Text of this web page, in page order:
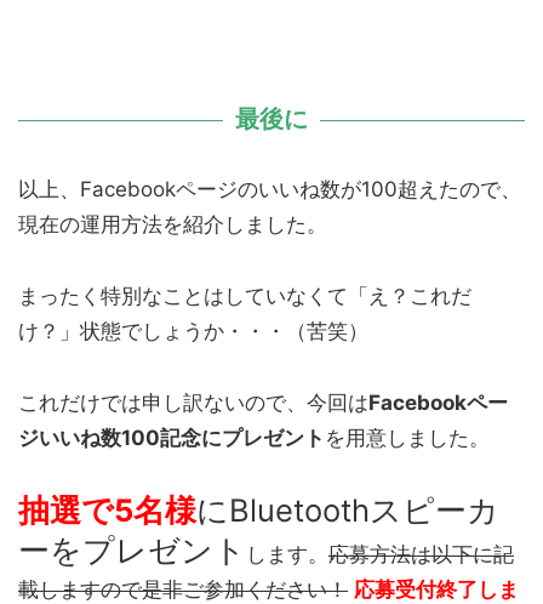
最後に
以上、Facebookページのいいね数が100超えたので、
現在の運用方法を紹介しました。
まったく特別なことはしていなくて「え？これだ
け？」状態でしょうか・・・（苦笑）
これだけでは申し訳ないので、今回はFacebookペー
ジいいね数100記念にプレゼント を用意しました。
抽選で5名様にBluetoothスピーカ
ーをプレゼント します。 応募方法は以下に記
載しますので是非ご参加ください！ 応募受付終了しま